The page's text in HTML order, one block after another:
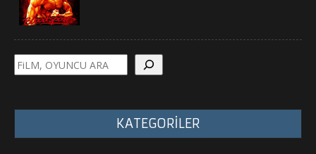
Ara
KATEGORİLER